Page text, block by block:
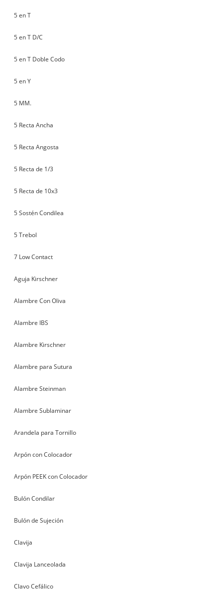
5 en T
5 en T D/C
5 en T Doble Codo
5 en Y
5 MM.
5 Recta Ancha
5 Recta Angosta
5 Recta de 1/3
5 Recta de 10x3
5 Sostén Condilea
5 Trebol
7 Low Contact
Aguja Kirschner
Alambre Con Oliva
Alambre IBS
Alambre Kirschner
Alambre para Sutura
Alambre Steinman
Alambre Sublaminar
Arandela para Tornillo
Arpón con Colocador
Arpón PEEK con Colocador
Bulón Condilar
Bulón de Sujeción
Clavija
Clavija Lanceolada
Clavo Cefálico